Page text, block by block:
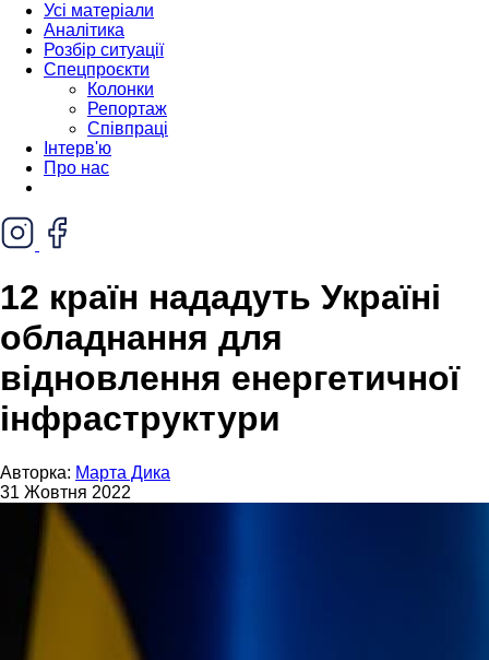
Усі матеріали
Аналітика
Розбір ситуації
Спецпроєкти
Колонки
Репортаж
Співпраці
Інтерв'ю
Про нас
12 країн нададуть Україні
обладнання для
відновлення енергетичної
інфраструктури
Авторка: Марта Дика
31 Жовтня 2022